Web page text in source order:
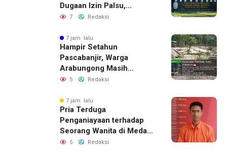
Dugaan Izin Palsu,
Tegaskan Proses
Jalur Resmi
7 Redaksi
7 jam lalu
Hampir Setahun
Pascabanjir, Warga
Arabungong Masih
Menunggu Bantuan
5 Redaksi
7 jam lalu
Pria Terduga
Penganiayaan terhadap
Seorang Wanita di Medan
Ditangkap Polisi
5 Redaksi